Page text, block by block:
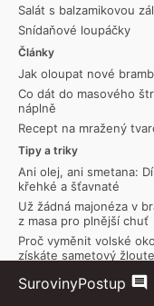
SurovinyPostup
Salát s balzamikovou
Snídaňové loupáčky
Články
Jak oloupat nové
Co dát do masového
náplně
Recept na mražený
Tipy a triky
Ani olej, ani smetana:
křehké a šťavnaté
Už žádná majonéza v
z masa pro plnější chuť
Proč vyměnit volské
získáte sametový